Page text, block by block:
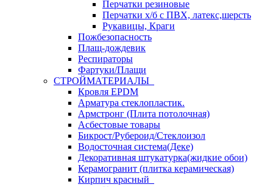
Перчатки резиновые
Перчатки х/б с ПВХ, латекс,шерсть
Рукавицы, Краги
Пожбезопасность
Плащ-дождевик
Респираторы
Фартуки/Плащи
СТРОЙМАТЕРИАЛЫ
Кровля ЕРDM
Арматура стеклопластик.
Армстронг (Плита потолочная)
Асбестовые товары
Бикрост/Рубероид/Стеклоизол
Водосточная система(Деке)
Декоративная штукатурка(жидкие обои)
Керамогранит (плитка керамическая)
Кирпич красный